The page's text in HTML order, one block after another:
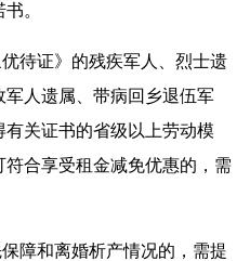
。
证》的残疾军人、烈士遗
人遗属、带病回乡退伍军
关证书的省级以上劳动模
合享受租金减免优惠的，需
和离婚析产情况的，需提